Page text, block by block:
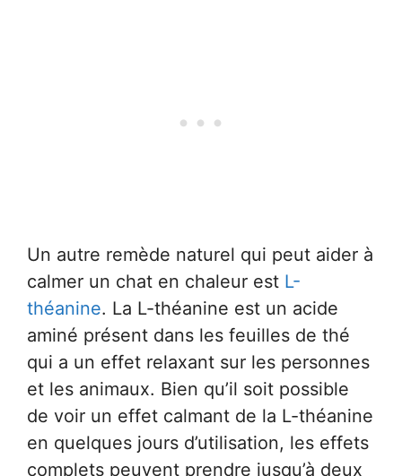
Un autre remède naturel qui peut aider à
calmer un chat en chaleur est L-
théanine. La L-théanine est un acide
aminé présent dans les feuilles de thé
qui a un effet relaxant sur les personnes
et les animaux. Bien qu’il soit possible
de voir un effet calmant de la L-théanine
en quelques jours d’utilisation, les effets
complets peuvent prendre jusqu’à deux